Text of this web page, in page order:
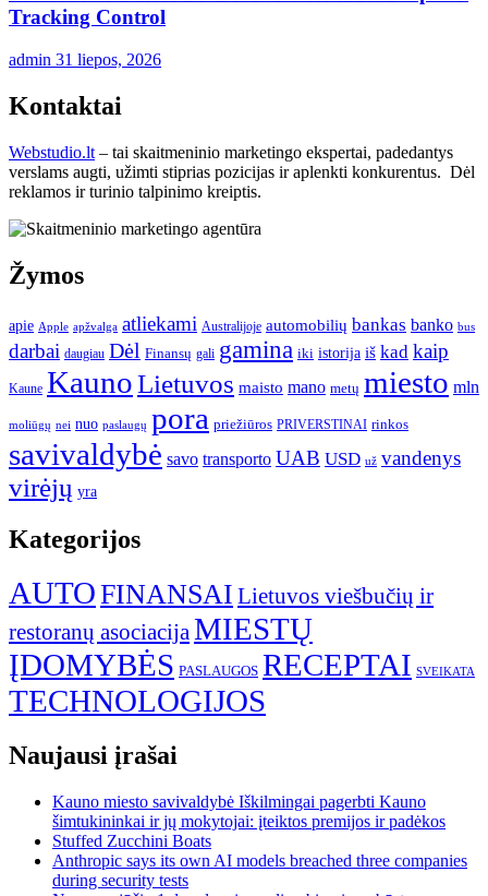
Tracking Control
admin 31 liepos, 2026
Kontaktai
Webstudio.lt – tai skaitmeninio marketingo ekspertai, padedantys
verslams augti, užimti stiprias pozicijas ir aplenkti konkurentus. Dėl
reklamos ir turinio talpinimo kreiptis.
Žymos
apie Apple apžvalga atliekami Australijoje automobilių bankas banko bus
darbai daugiau Dėl Finansų gali gamina iki istorija iš kad kaip
Kaune KaunoLietuvos maisto mano metų miesto mln
moliūgų nei nuo paslaugų pora priežiūros PRIVERSTINAI rinkos
savivaldybė savo transporto UAB USD už vandenys
virėjų yra
Kategorijos
AUTOFINANSAI Lietuvos viešbučių ir
restoranų asociacijaMIESTŲ
ĮDOMYBĖS PASLAUGOS RECEPTAI SVEIKATA
TECHNOLOGIJOS
Naujausi įrašai
Kauno miesto savivaldybė Iškilmingai pagerbti Kauno
šimtukininkai ir jų mokytojai: įteiktos premijos ir padėkos
Stuffed Zucchini Boats
Anthropic says its own AI models breached three companies
during security tests